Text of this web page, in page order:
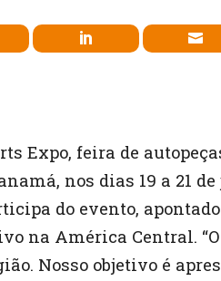
Expo, feira de
nos dias 19 a 21
do evento,
na América Central.
Nosso objetivo é